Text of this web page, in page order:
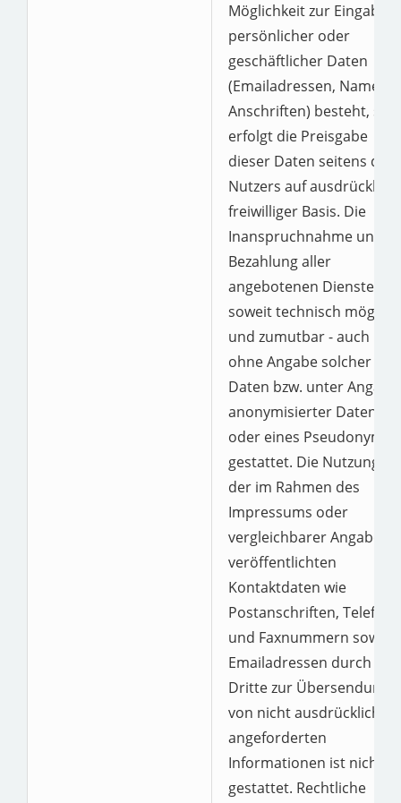
Möglichkeit zur Eingabe
persönlicher oder
geschäftlicher Daten
(Emailadressen, Namen,
Anschriften) besteht, so
erfolgt die Preisgabe
dieser Daten seitens des
Nutzers auf ausdrücklich
freiwilliger Basis. Die
Inanspruchnahme und
Bezahlung aller
angebotenen Dienste ist -
soweit technisch möglich
und zumutbar - auch
ohne Angabe solcher
Daten bzw. unter Angabe
anonymisierter Daten
oder eines Pseudonyms
gestattet. Die Nutzung
der im Rahmen des
Impressums oder
vergleichbarer Angaben
veröffentlichten
Kontaktdaten wie
Postanschriften, Telefon-
und Faxnummern sowie
Emailadressen durch
Dritte zur Übersendung
von nicht ausdrücklich
angeforderten
Informationen ist nicht
gestattet. Rechtliche